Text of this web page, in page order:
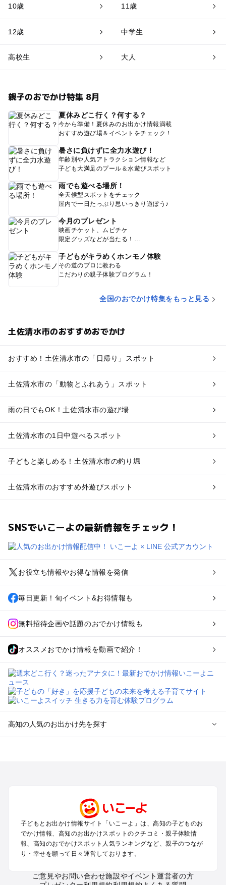
10歳 11歳
12歳 中学生
高校生 大人
親子のおでかけ特集 8月
夏休みどこ行く？何する？
今から準備！夏休みのお出かけ情報満載
おすすめ遊び場＆イベントをチェック！
暑さに負けずに全力水遊び！
年齢別や人気アトラクション情報など
子ども大満足のプール＆水遊びスポット
雨でも遊べる場所！
全天候型スポットをチェック
屋内で一日たっぷり思いっきり遊ぼう♪
今月のプレゼント
映画チケット、ムビチケ
限定グッズなどが当たる！
子どもがキラめくホンモノ体験
その道のプロに教わる
こだわりの親子体験プログラム！
全国のおでかけ特集をもっと見る
土佐清水市のおすすめおでかけ
おすすめ！土佐清水市の「日帰り」スポット
土佐清水市の「動物とふれあう」スポット
雨の日でもOK！土佐清水市の遊び場
土佐清水市の1日中遊べるスポット
子どもと楽しめる！土佐清水市の釣り堀
土佐清水市のおすすめ外遊びスポット
SNSでいこーよの最新情報をチェック！
お役立ち情報やお得な情報を発信
毎日更新！旬イベント&お得情報も
無料招待企画や話題のおでかけ情報も
オススメおでかけ情報を動画で紹介！
高知の人気のお出かけ先を探す
高知の定番お出かけスポット
高知の遊園地
高知の動物園
高知のバーベキュー
高知の牧場
子どもとお出かけ情報サイト「いこーよ」は、高知の子どものお
でかけ情報、高知のお出かけスポットのクチコミ・親子体験情
報、高知のおでかけスポット人気ランキングなど、親子のつなが
り・幸せを願って日々運営しております。
ご意見やお問い合わせ施設やイベント運営者の方